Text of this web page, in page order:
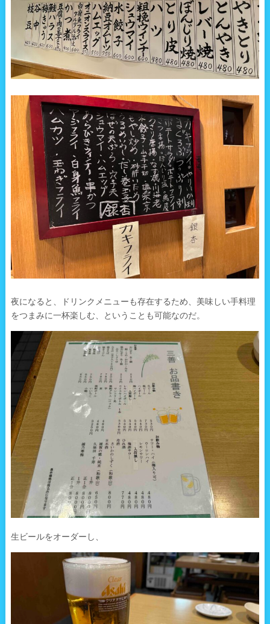
夜になると、ドリンクメニューも存在するため、美味しい手料理
をつまみに一杯楽しむ、ということも可能なのだ。
生ビールをオーダーし、